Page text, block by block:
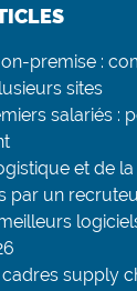
on-premise :
sites
salariés :
et de
par un
supply